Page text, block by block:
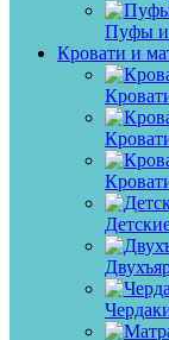
Пуфы и
Кровати и